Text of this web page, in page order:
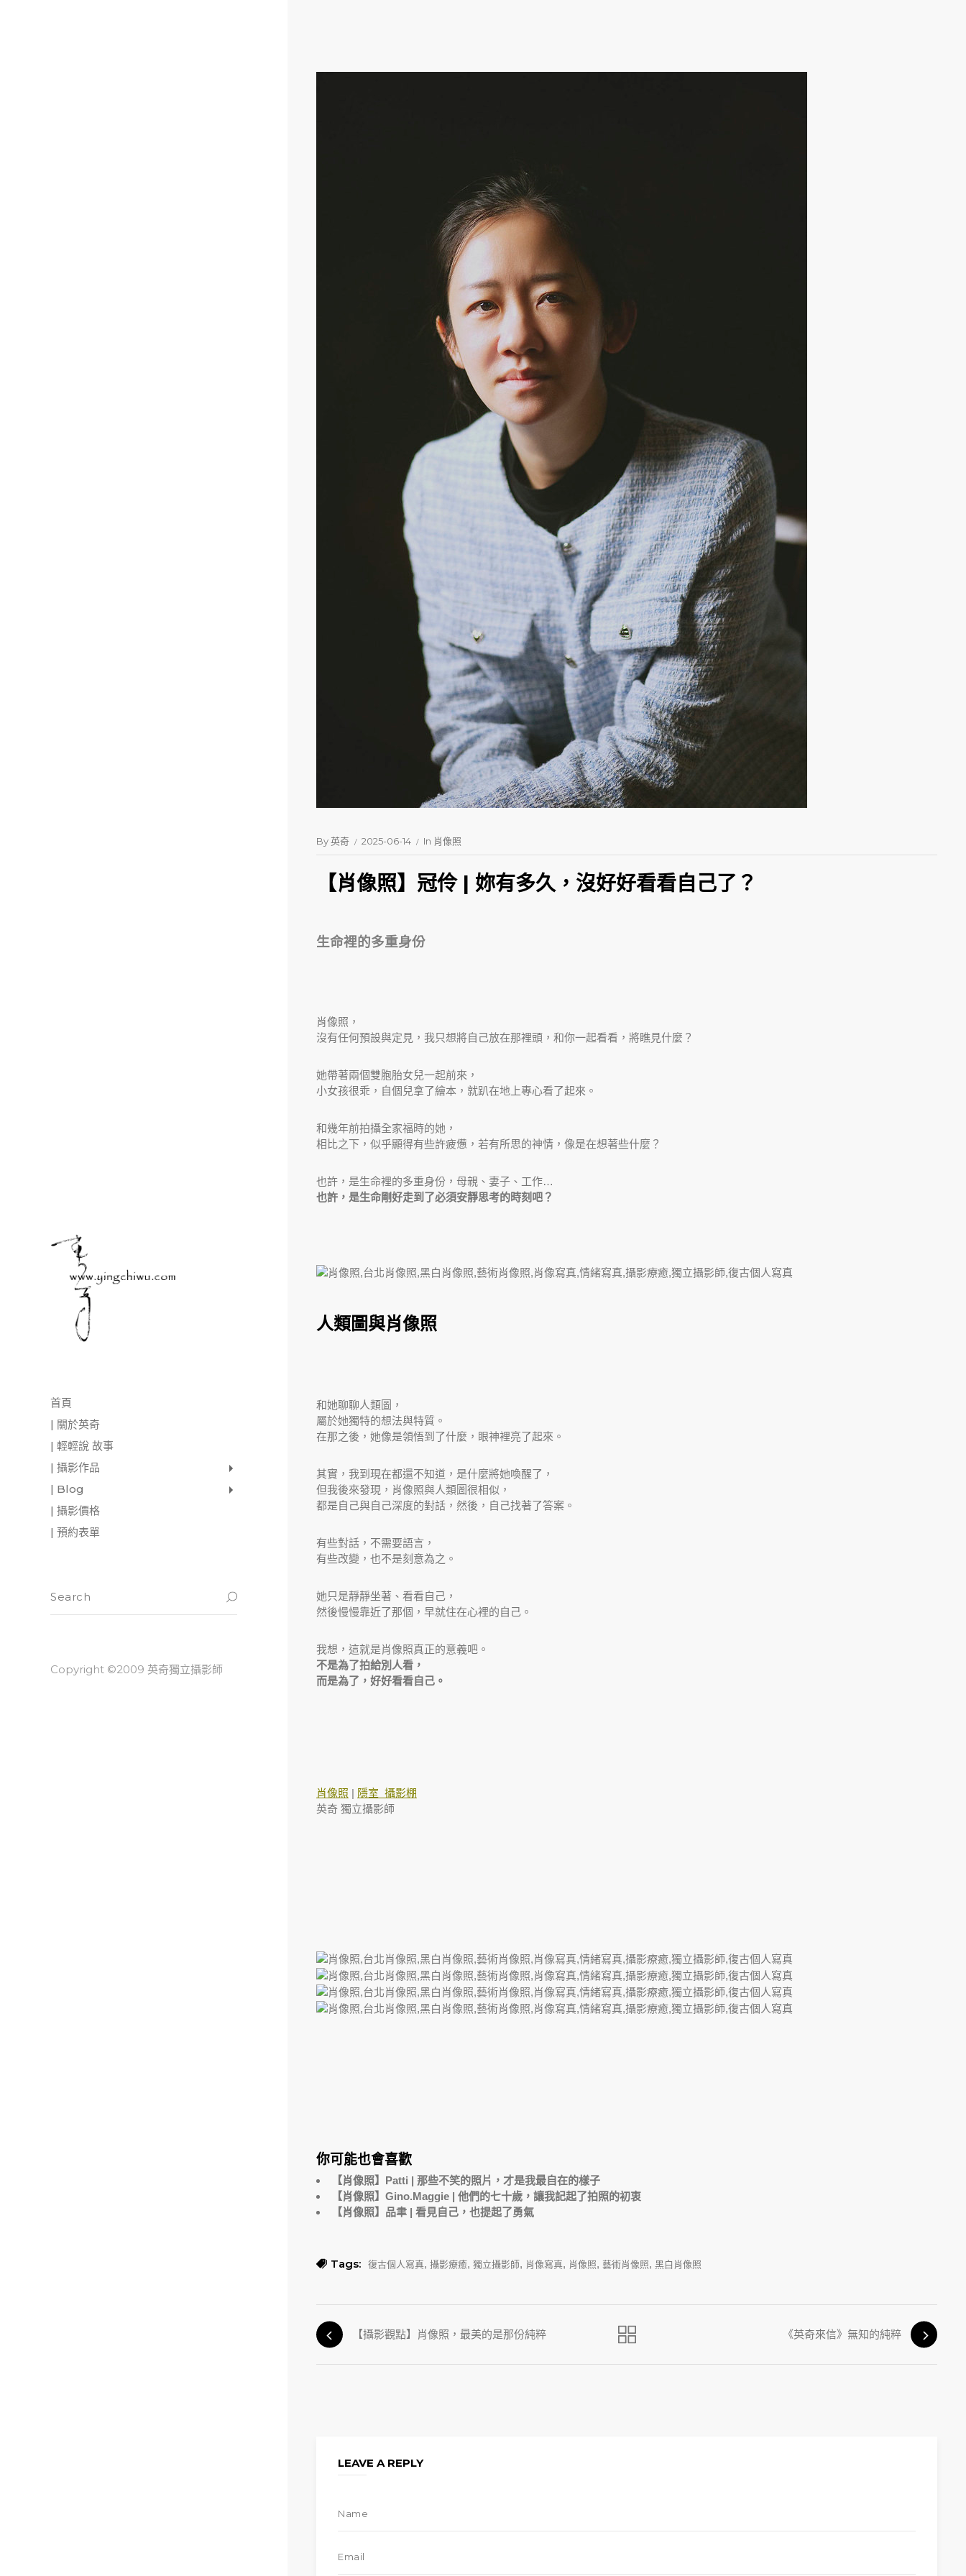
首頁
| 關於英奇
| 輕輕說 故事
| 攝影作品
| Blog
| 攝影價格
| 預約表單
Copyright ©2009 英奇獨立攝影師
By英奇 2025-06-14 In 肖像照
【肖像照】冠伶 | 妳有多久，沒好好看看自己了？
生命裡的多重身份
肖像照，
沒有任何預設與定見，我只想將自己放在那裡頭，和你一起看看，將瞧見什麼？
她帶著兩個雙胞胎女兒一起前來，
小女孩很乖，自個兒拿了繪本，就趴在地上專心看了起來。
和幾年前拍攝全家福時的她，
相比之下，似乎顯得有些許疲憊，若有所思的神情，像是在想著些什麼？
也許，是生命裡的多重身份，母親、妻子、工作…
也許，是生命剛好走到了必須安靜思考的時刻吧？
人類圖與肖像照
和她聊聊人類圖，
屬於她獨特的想法與特質。
在那之後，她像是領悟到了什麼，眼神裡亮了起來。
其實，我到現在都還不知道，是什麼將她喚醒了，
但我後來發現，肖像照與人類圖很相似，
都是自己與自己深度的對話，然後，自己找著了答案。
有些對話，不需要語言，
有些改變，也不是刻意為之。
她只是靜靜坐著、看看自己，
然後慢慢靠近了那個，早就住在心裡的自己。
我想，這就是肖像照真正的意義吧。
不是為了拍給別人看，
而是為了，好好看看自己。
肖像照 | 隱室 攝影棚
英奇 獨立攝影師
你可能也會喜歡
【肖像照】Patti | 那些不笑的照片，才是我最自在的樣子
【肖像照】Gino.Maggie | 他們的七十歲，讓我記起了拍照的初衷
【肖像照】品聿 | 看見自己，也提起了勇氣
Tags: 復古個人寫真, 攝影療癒, 獨立攝影師, 肖像寫真, 肖像照, 藝術肖像照, 黑白肖像照
【攝影觀點】肖像照，最美的是那份純粹 《英奇來信》無知的純粹
LEAVE A REPLY